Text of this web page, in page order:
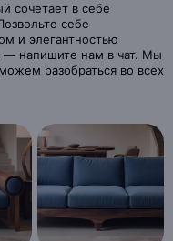
сочетает в себе
себе
и элегантностью
— напишите нам в чат. Мы
разобраться во всех